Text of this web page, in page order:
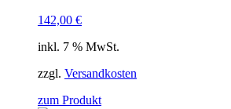
142,00 €
inkl. 7 % MwSt.
zzgl. Versandkosten
zum Produkt